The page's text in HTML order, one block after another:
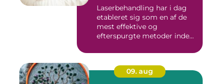
Laserbehandling har i dag
etableret sig som en af de
mest effektive og
efterspurgte metoder inden
09. aug